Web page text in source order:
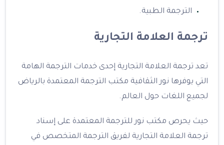
الترجمة الطبية.
ترجمة العلامة التجارية
تعد ترجمة العلامة التجارية إحدى خدمات الترجمة الهامة
التي يوفرها نور الثقافية مكتب الترجمة المعتمدة بالرياض
لجميع اللغات حول العالم.
حيث يحرص مكتب نور للترجمة المعتمدة على إسناد
ترجمة العلامة التجارية لفريق الترجمة المتخصص في